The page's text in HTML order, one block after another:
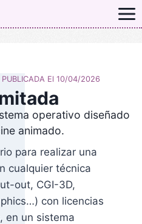
PUBLICADA El 10/04/2026
operativo diseñado
animado.
para realizar una
cualquier técnica
out, CGI-3D,
con licencias
en un sistema